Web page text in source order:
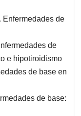
Enfermedades de
de
e hipotiroidismo
de base en
de base: